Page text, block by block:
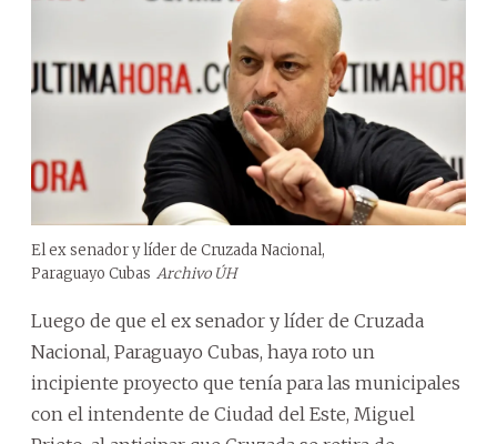
El ex senador y líder de Cruzada Nacional,
Paraguayo Cubas Archivo ÚH
Luego de que el ex senador y líder de Cruzada
Nacional, Paraguayo Cubas, haya roto un
incipiente proyecto que tenía para las municipales
con el intendente de Ciudad del Este, Miguel